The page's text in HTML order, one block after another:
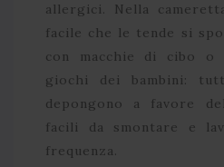
allergici. Nella
facile che le tende si
con macchie di cibo o
giochi dei bambini:
depongono a favore
facili da smontare e
frequenza.